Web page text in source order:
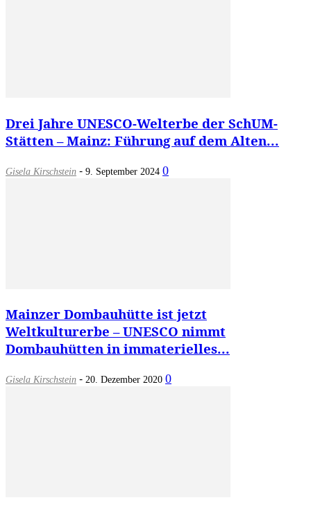
Drei Jahre UNESCO-Welterbe der SchUM-
Stätten – Mainz: Führung auf dem Alten...
Gisela Kirschstein - 9. September 2024 0
Mainzer Dombauhütte ist jetzt
Weltkulturerbe – UNESCO nimmt
Dombauhütten in immaterielles...
Gisela Kirschstein - 20. Dezember 2020 0